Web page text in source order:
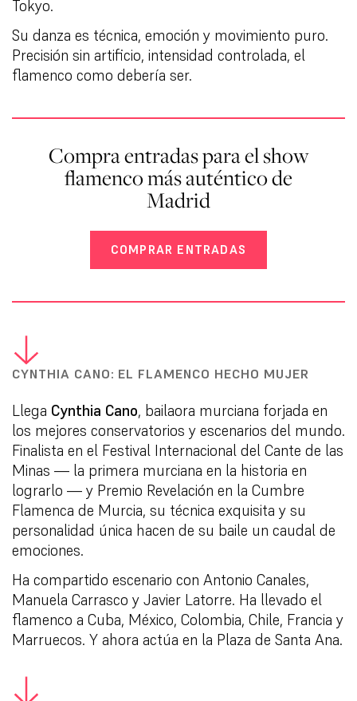
Tokyo.
Su danza es técnica, emoción y movimiento puro.
Precisión sin artificio, intensidad controlada, el
flamenco como debería ser.
Compra entradas para el show
flamenco más auténtico de
Madrid
COMPRAR ENTRADAS
CYNTHIA CANO: EL FLAMENCO HECHO MUJER
Llega Cynthia Cano, bailaora murciana forjada en
los mejores conservatorios y escenarios del mundo.
Finalista en el Festival Internacional del Cante de las
Minas — la primera murciana en la historia en
lograrlo — y Premio Revelación en la Cumbre
Flamenca de Murcia, su técnica exquisita y su
personalidad única hacen de su baile un caudal de
emociones.
Ha compartido escenario con Antonio Canales,
Manuela Carrasco y Javier Latorre. Ha llevado el
flamenco a Cuba, México, Colombia, Chile, Francia y
Marruecos. Y ahora actúa en la Plaza de Santa Ana.